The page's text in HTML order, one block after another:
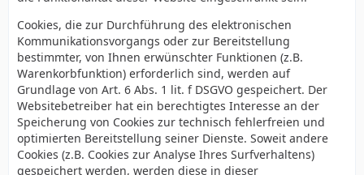
Cookies, die zur Durchführung des elektronischen
Kommunikationsvorgangs oder zur Bereitstellung
bestimmter, von Ihnen erwünschter Funktionen (z.B.
Warenkorbfunktion) erforderlich sind, werden auf
Grundlage von Art. 6 Abs. 1 lit. f DSGVO gespeichert. Der
Websitebetreiber hat ein berechtigtes Interesse an der
Speicherung von Cookies zur technisch fehlerfreien und
optimierten Bereitstellung seiner Dienste. Soweit andere
Cookies (z.B. Cookies zur Analyse Ihres Surfverhaltens)
gespeichert werden, werden diese in dieser